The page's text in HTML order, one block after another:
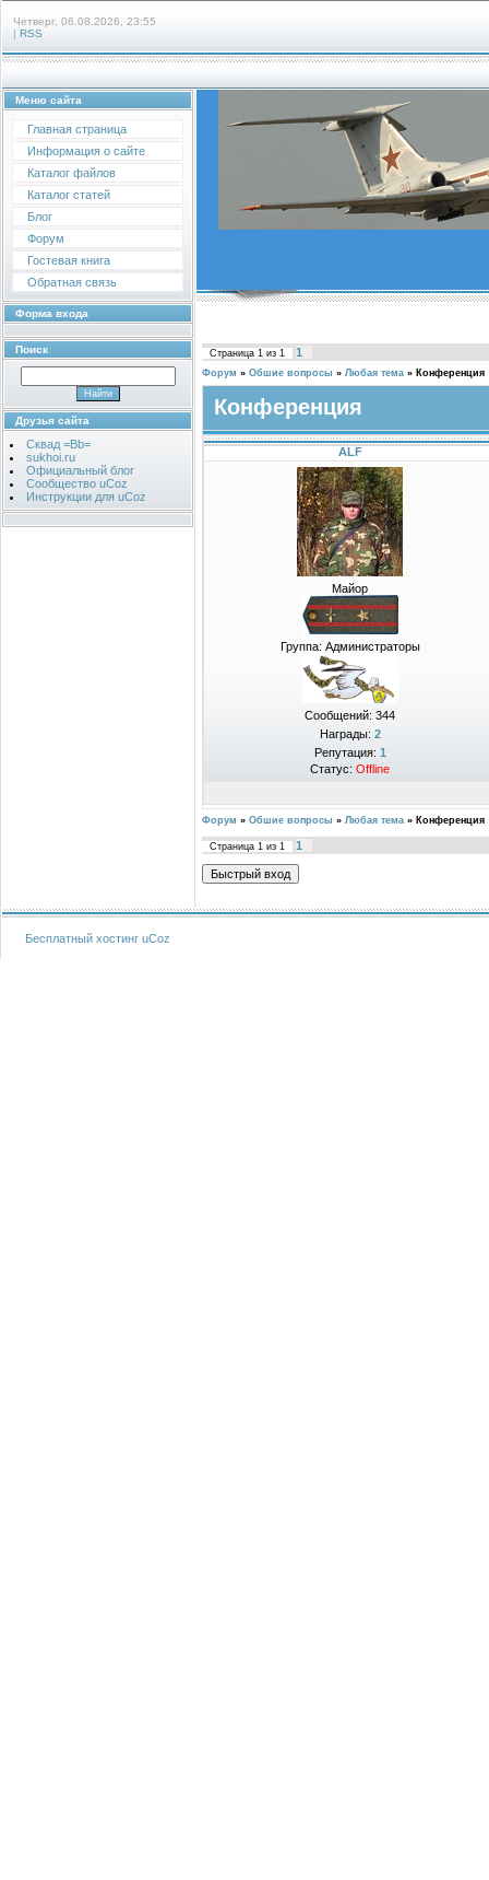
Четверг, 06.08.2026, 23:55
| RSS
Меню сайта
Главная страница
Информация о сайте
Каталог файлов
Каталог статей
Блог
Форум
Гостевая книга
Обратная связь
Форма входа
Поиск
Друзья сайта
Сквад =Bb=
sukhoi.ru
Официальный блог
Сообщество uCoz
Инструкции для uCoz
Страница 1 из 1 1
Форум » Обшие вопросы » Любая тема » Конференция
Конференция
ALF
Майор
Группа: Администраторы
Сообщений: 344
Награды: 2
Репутация: 1
Статус: Offline
Форум » Обшие вопросы » Любая тема » Конференция
Страница 1 из 1 1
Бесплатный хостинг uCoz